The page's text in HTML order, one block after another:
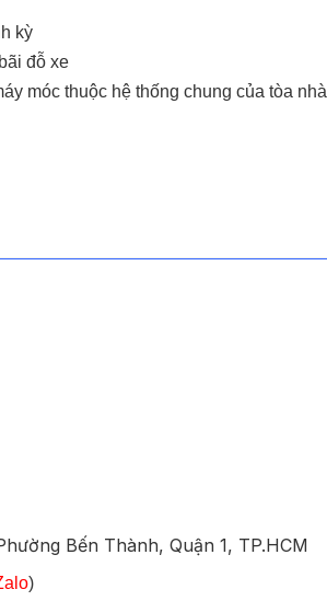
kỳ
đỗ xe
móc thuộc hệ thống chung của tòa nhà
Bến Thành, Quận 1, TP.HCM
)